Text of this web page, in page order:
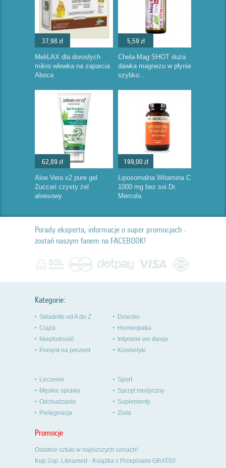
37,98 zł
MeliLAX dla dorosłych
mikro wlewka na zaparcia
Aboca
5,59 zł
Chela-Mag SHOT duża
dawka magnezu w płynie
szybko...
62,89 zł
Aloe Vera x2 pure gel
Zuccari czysty żel
aloesowy
199,00 zł
Liposomalna Witamina C
1000 mg bez soi Dr.
Mercola
Porady eksperta, informacje o super promocjach -
zostań naszym fanem na FACEBOOK!
Kategorie:
Składniki od A do Ż
Ciąża
Niepłodność
Pomysł na prezent
Dziecko
Homeopatia
Intymnie we dwoje
Kosmetyki
Leczenie
Męskie sprawy
Odchudzanie
Pielęgnacja
Sport
Sprzęt medyczny
Suplementy
Zioła
Promocje
Ostatnie sztuki w najniższych cenach!
Kup 2op. Libramed - Książka z Przepisami GRATIS!